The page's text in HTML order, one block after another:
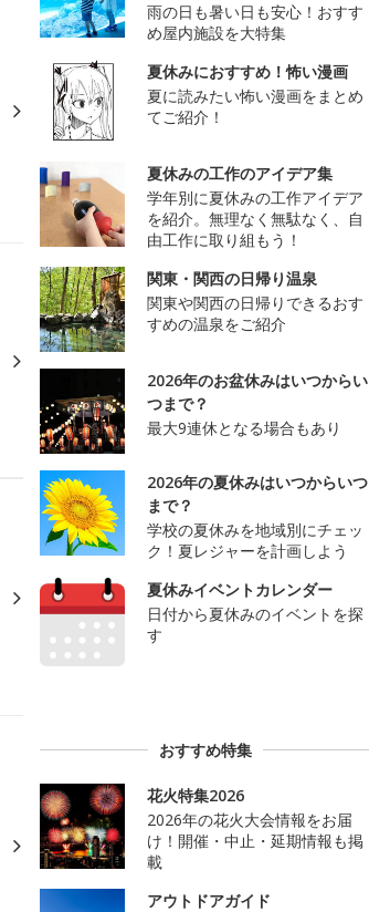
雨の日も暑い日も安心！おすす
め屋内施設を大特集
夏休みにおすすめ！怖い漫画
夏に読みたい怖い漫画をまとめ
てご紹介！
夏休みの工作のアイデア集
学年別に夏休みの工作アイデア
を紹介。無理なく無駄なく、自
由工作に取り組もう！
関東・関西の日帰り温泉
関東や関西の日帰りできるおす
すめの温泉をご紹介
2026年のお盆休みはいつからい
つまで？
最大9連休となる場合もあり
2026年の夏休みはいつからいつ
まで？
学校の夏休みを地域別にチェッ
ク！夏レジャーを計画しよう
夏休みイベントカレンダー
日付から夏休みのイベントを探
す
おすすめ特集
花火特集2026
2026年の花火大会情報をお届
け！開催・中止・延期情報も掲
載
アウトドアガイド